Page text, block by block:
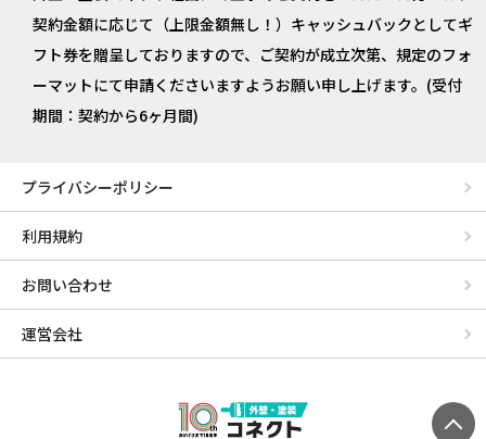
契約金額に応じて（上限金額無し！）キャッシュバックとしてギ
フト券を贈呈しておりますので、ご契約が成立次第、規定のフォ
ーマットにて申請くださいますようお願い申し上げます。(受付
期間：契約から6ヶ月間)
プライバシーポリシー
利用規約
お問い合わせ
運営会社